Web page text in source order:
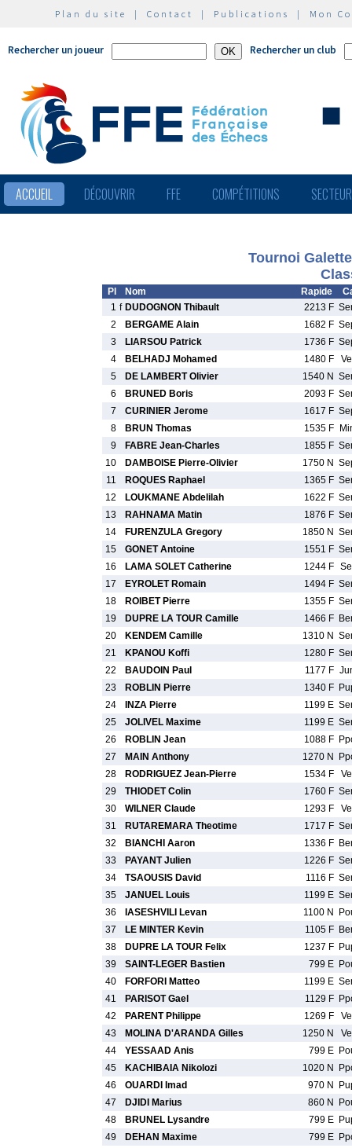
Plan du site | Contact | Publications | Mon
Rechercher un joueur Rechercher un club
ACCUEIL DÉCOUVRIR FFE COMPÉTITIONS
Tournoi
Pl Nom Rapide
1 f DUDOGNON Thibault 2213 F
2
BERGAME Alain 1682 F
3
LIARSOU Patrick 1736 F
4
BELHADJ Mohamed 1480 F
5
DE LAMBERT Olivier 1540 N
6
BRUNED Boris 2093 F
7
CURINIER Jerome 1617 F
8
BRUN Thomas 1535 F
9
FABRE Jean-Charles 1855 F
10
DAMBOISE Pierre-Olivier 1750 N
11
ROQUES Raphael 1365 F
12
LOUKMANE Abdelilah 1622 F
13
RAHNAMA Matin 1876 F
14
FURENZULA Gregory 1850 N
15
GONET Antoine 1551 F
16
LAMA SOLET Catherine 1244 F
17
EYROLET Romain 1494 F
18
ROIBET Pierre 1355 F
19
DUPRE LA TOUR Camille 1466 F
20
KENDEM Camille 1310 N
21
KPANOU Koffi 1280 F
22
BAUDOIN Paul 1177 F
23
ROBLIN Pierre 1340 F
24
INZA Pierre 1199 E
25
JOLIVEL Maxime 1199 E
26
ROBLIN Jean 1088 F
27
MAIN Anthony 1270 N
28
RODRIGUEZ Jean-Pierre 1534 F
29
THIODET Colin 1760 F
30
WILNER Claude 1293 F
31
RUTAREMARA Theotime 1717 F
32
BIANCHI Aaron 1336 F
33
PAYANT Julien 1226 F
34
TSAOUSIS David 1116 F
35
JANUEL Louis 1199 E
36
IASESHVILI Levan 1100 N
37
LE MINTER Kevin 1105 F
38
DUPRE LA TOUR Felix 1237 F
39
SAINT-LEGER Bastien 799 E
40
FORFORI Matteo 1199 E
41
PARISOT Gael 1129 F
42
PARENT Philippe 1269 F
43
MOLINA D'ARANDA Gilles 1250 N
44
YESSAAD Anis 799 E
45
KACHIBAIA Nikolozi 1020 N
46
OUARDI Imad 970 N
47
DJIDI Marius 860 N
48
BRUNEL Lysandre 799 E
49
DEHAN Maxime 799 E